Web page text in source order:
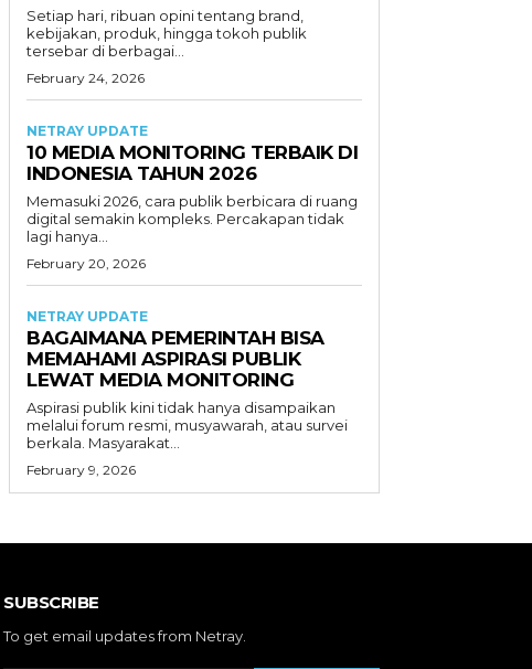
Setiap hari, ribuan opini tentang brand,
kebijakan, produk, hingga tokoh publik
tersebar di berbagai...
February 24, 2026
NETRAY UPDATE
10 MEDIA MONITORING TERBAIK DI
INDONESIA TAHUN 2026
Memasuki 2026, cara publik berbicara di ruang
digital semakin kompleks. Percakapan tidak
lagi hanya...
February 20, 2026
NETRAY UPDATE
BAGAIMANA PEMERINTAH BISA
MEMAHAMI ASPIRASI PUBLIK
LEWAT MEDIA MONITORING
Aspirasi publik kini tidak hanya disampaikan
melalui forum resmi, musyawarah, atau survei
berkala. Masyarakat...
February 9, 2026
SUBSCRIBE
To get email updates from Netray.